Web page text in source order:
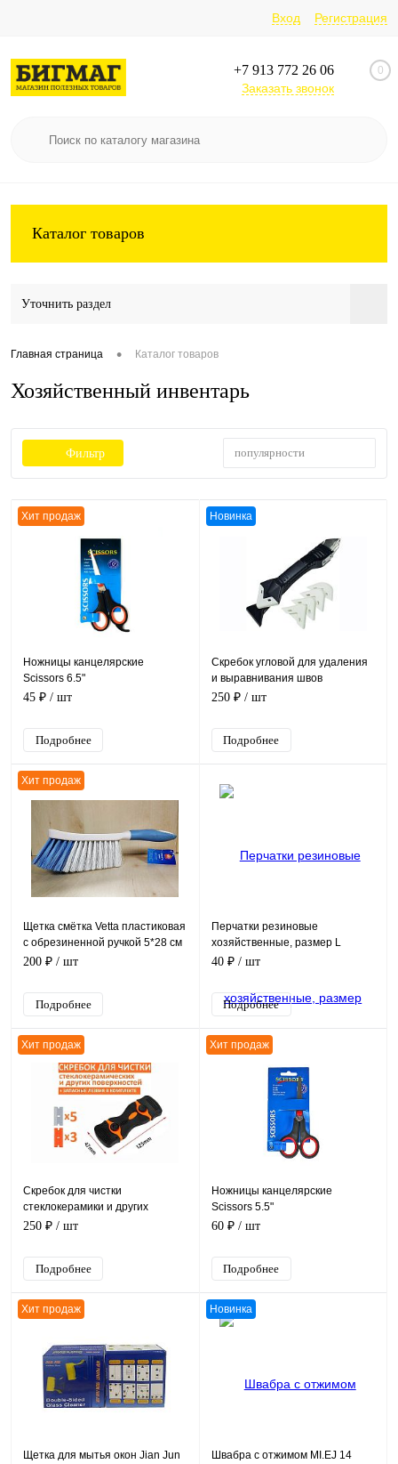
Вход Регистрация
+7 913 772 26 06
Заказать звонок
0
Каталог товаров
Уточнить раздел
Главная страница • Каталог товаров
Хозяйственный инвентарь
Фильтр популярности
Хит продаж
Ножницы канцелярские
Scissors 6.5"
45 ₽ / шт
Подробнее
Новинка
Скребок угловой для удаления
и выравнивания швов
герметика Silicone Trowel &
250 ₽ / шт
Подробнее
Хит продаж
Щетка смётка Vetta пластиковая
с обрезиненной ручкой 5*28 см
200 ₽ / шт
Подробнее
Перчатки резиновые
хозяйственные, размер L
40 ₽ / шт
Подробнее
Хит продаж
Скребок для чистки
стеклокерамики и других
поверхностей + 2 вида
250 ₽ / шт
Подробнее
Хит продаж
Ножницы канцелярские
Scissors 5.5"
60 ₽ / шт
Подробнее
Хит продаж
Щетка для мытья окон Jian Jun
Новинка
Швабра с отжимом MI.EJ 14